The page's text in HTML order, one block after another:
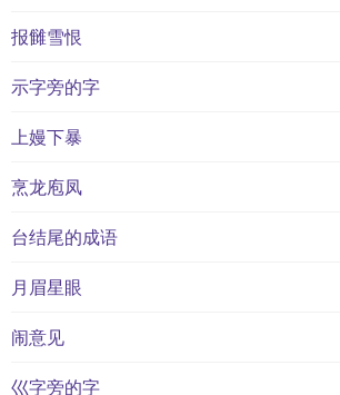
报雠雪恨
示字旁的字
上嫚下暴
烹龙庖凤
台结尾的成语
月眉星眼
闹意见
巛字旁的字